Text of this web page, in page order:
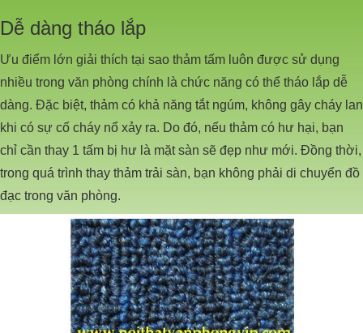
Dễ dàng tháo lắp
Ưu điểm lớn giải thích tại sao thảm tấm luôn được sử dụng
nhiều trong văn phòng chính là chức năng có thể tháo lắp dễ
dàng. Đặc biệt, thảm có khả năng tắt ngúm, không gây cháy lan
khi có sự cố cháy nổ xảy ra. Do đó, nếu thảm có hư hại, bạn
chỉ cần thay 1 tấm bị hư là mặt sàn sẽ đẹp như mới. Đồng thời,
trong quá trình thay thảm trải sàn, bạn không phải di chuyển đồ
đạc trong văn phòng.